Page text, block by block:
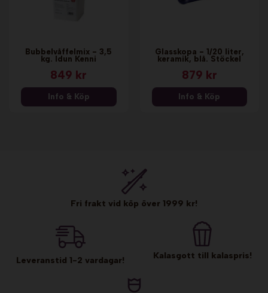
Bubbelvåffelmix - 3,5
kg. Idun Kenni
849 kr
Info & Köp
Glasskopa - 1/20 liter,
keramik, blå. Stöckel
879 kr
Info & Köp
Fri frakt vid köp över 1999 kr!
Leveranstid 1-2 vardagar! Kalasgott till kalaspris!